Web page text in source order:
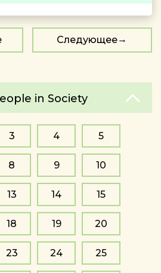
Следующее
in Society
3 4 5
8 9 10
13 14 15
18 19 20
23 24 25